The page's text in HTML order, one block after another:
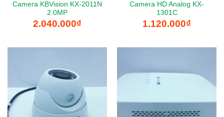
Camera KBVision KX-2011N
2.0MP
2.040.000₫
Camera HD Analog KX-
1301C
1.120.000₫